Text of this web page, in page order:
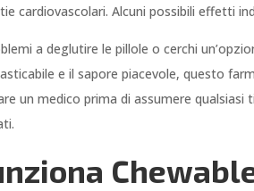
cardiovascolari. Alcuni possibili effetti
a deglutire le pillole o cerchi
e il sapore piacevole, questo
un medico prima di assumere